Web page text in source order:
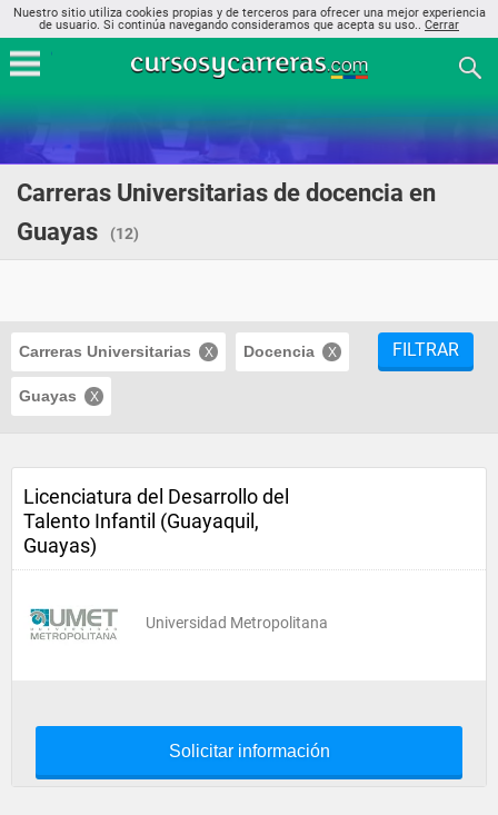
Nuestro sitio utiliza cookies propias y de terceros para ofrecer una mejor experiencia
de usuario. Si continúa navegando consideramos que acepta su uso.. Cerrar
Carreras Universitarias de docencia en
Guayas
(12)
Carreras Universitarias Docencia
Guayas
FILTRAR
Licenciatura del Desarrollo del
Talento Infantil (Guayaquil,
Guayas)
Universidad Metropolitana
Solicitar información